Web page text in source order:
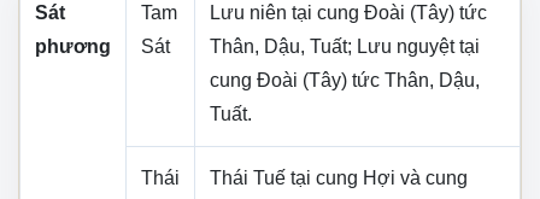
Sát
phương
Tam
Sát
Lưu niên tại cung Đoài (Tây) tức
Thân, Dậu, Tuất; Lưu nguyệt tại
cung Đoài (Tây) tức Thân, Dậu,
Tuất.
Thái
Thái Tuế tại cung Hợi và cung